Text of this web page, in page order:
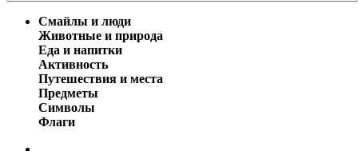
Смайлы и люди
Животные и природа
Еда и напитки
Активность
Путешествия и места
Предметы
Символы
Флаги